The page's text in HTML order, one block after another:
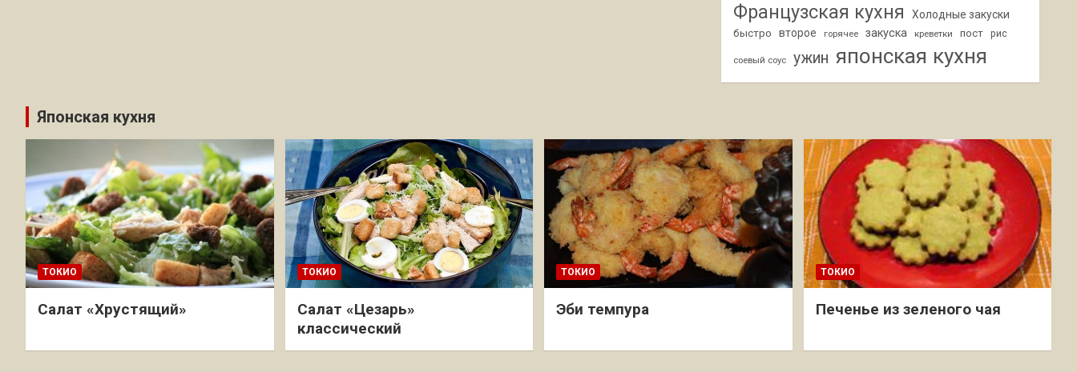
Французская кухня Холодные закуски
быстро второе горячее закуска креветки пост рис
соевый соус ужин японская кухня
Японская кухня
ТОКИО
Салат «Хрустящий»
ТОКИО
Салат «Цезарь»
классический
ТОКИО
Эби темпура
ТОКИО
Печенье из зеленого чая